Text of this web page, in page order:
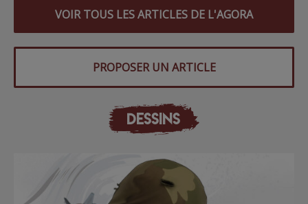
VOIR TOUS LES ARTICLES DE L'AGORA
PROPOSER UN ARTICLE
DESSINS